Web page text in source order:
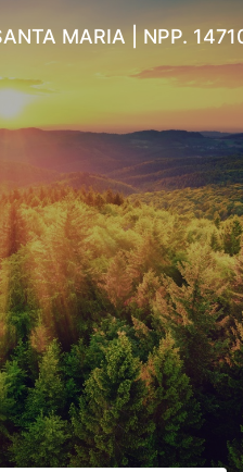
MARIA | NPP.